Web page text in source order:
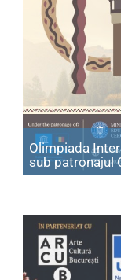
Olimpiada
sub patronajul